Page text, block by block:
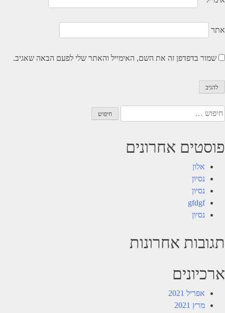
אתר
שמור בדפדפן זה את השם, האימייל והאתר שלי לפעם הבאה שאגיב.
חיפוש:
פוסטים אחרונים
אלון
נסיון
נסיון
gfdgf
נסיון
תגובות אחרונות
ארכיונים
אפריל 2021
מרץ 2021